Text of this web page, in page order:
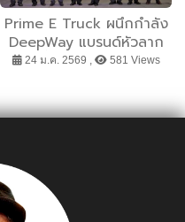
Prime E Truck ผนึกกำลัง
DeepWay แบรนด์หัวลาก
ไฟฟ้าล้ำสมัย พลิกโฉมโลจิ
DeepWay Star 6x4
24 ม.ค. 2569 , 581 Views